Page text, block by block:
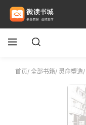
首页/ 全部书籍/ 灵命塑造/